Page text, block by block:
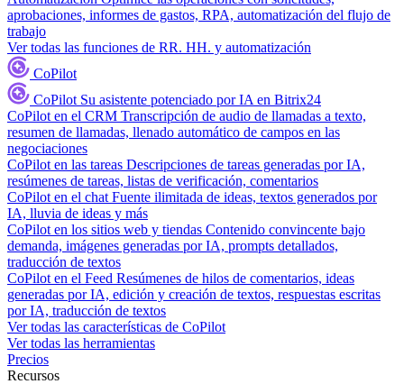
aprobaciones, informes de gastos, RPA, automatización del flujo de
trabajo
Ver todas las funciones de RR. HH. y automatización
CoPilot
CoPilot Su asistente potenciado por IA en Bitrix24
CoPilot en el CRM Transcripción de audio de llamadas a texto,
resumen de llamadas, llenado automático de campos en las
negociaciones
CoPilot en las tareas Descripciones de tareas generadas por IA,
resúmenes de tareas, listas de verificación, comentarios
CoPilot en el chat Fuente ilimitada de ideas, textos generados por
IA, lluvia de ideas y más
CoPilot en los sitios web y tiendas Contenido convincente bajo
demanda, imágenes generadas por IA, prompts detallados,
traducción de textos
CoPilot en el Feed Resúmenes de hilos de comentarios, ideas
generadas por IA, edición y creación de textos, respuestas escritas
por IA, traducción de textos
Ver todas las características de CoPilot
Ver todas las herramientas
Precios
Recursos